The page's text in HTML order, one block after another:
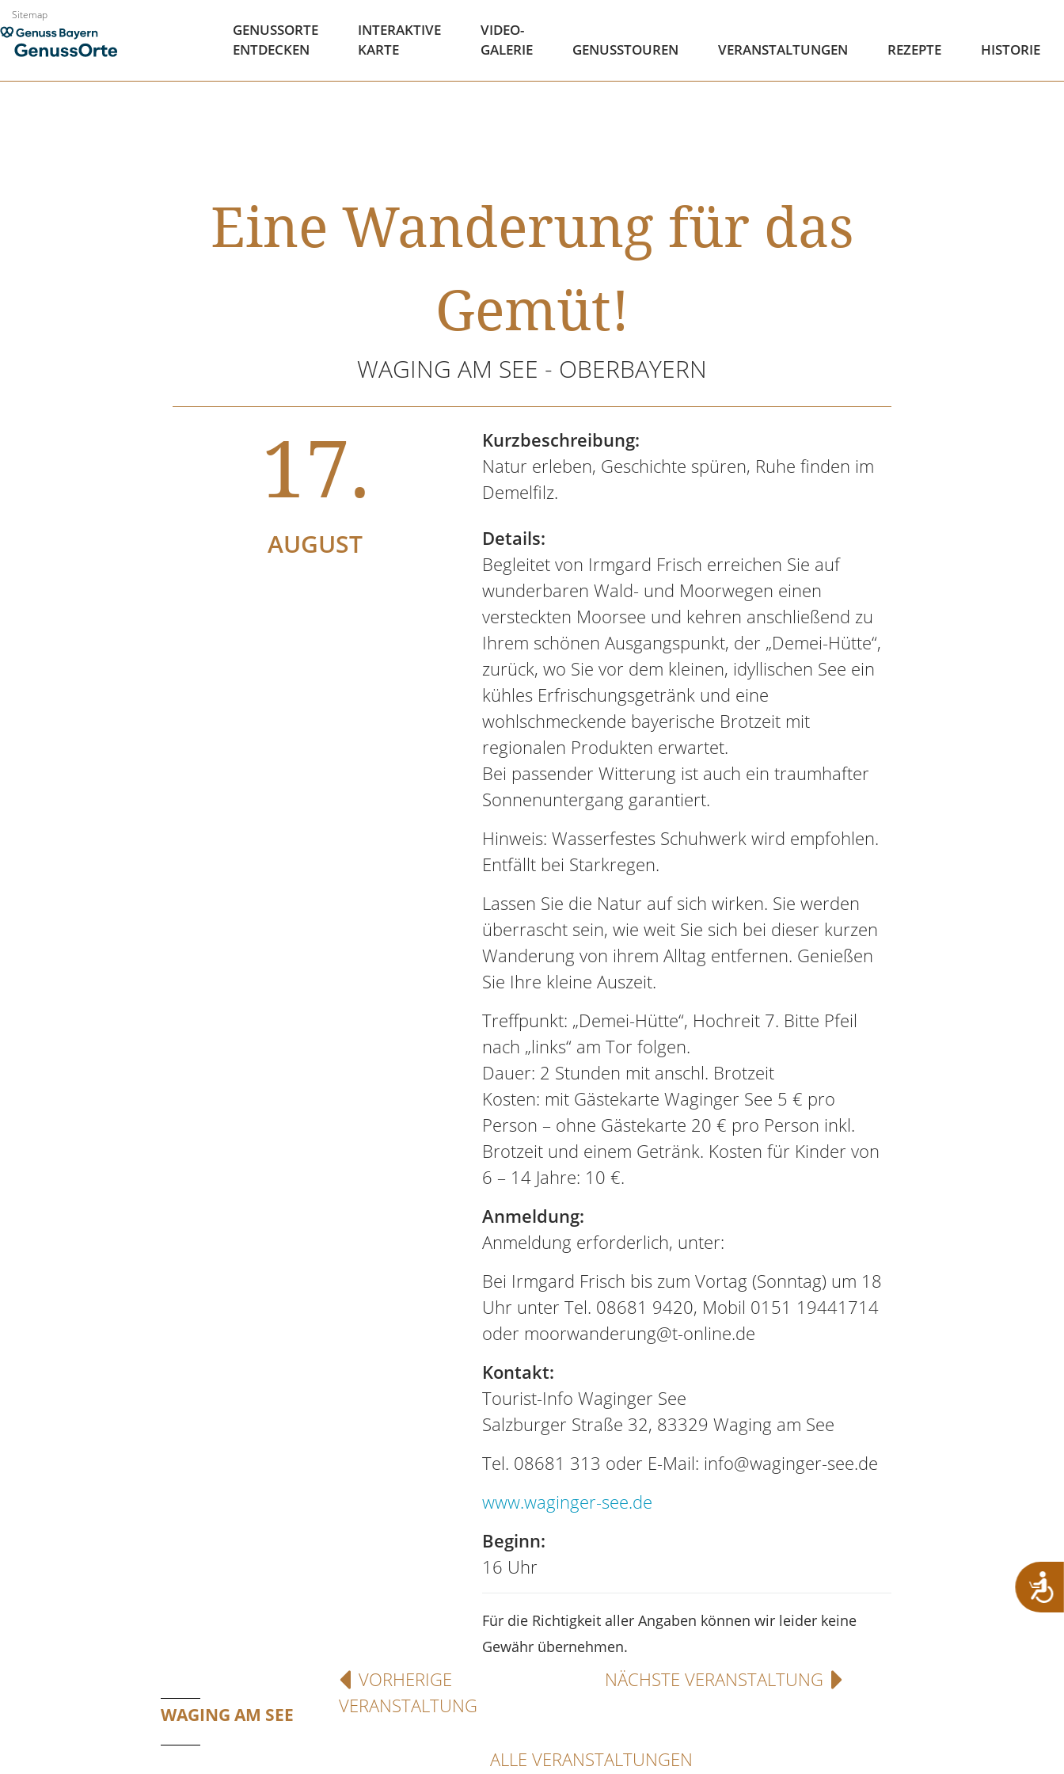
Zum
Inhalt
springen
Sitemap
GENUSSORTE
ENTDECKEN
INTERAKTIVE
KARTE
VIDEO-
GALERIE
GENUSSTOUREN VERANSTALTUNGEN REZEPTE HISTORIE
Eine Wanderung für das
Gemüt!
WAGING AM SEE - OBERBAYERN
17.
AUGUST
Kurzbeschreibung:
Natur erleben, Geschichte spüren, Ruhe finden im
Demelfilz.
Details:
Begleitet von Irmgard Frisch erreichen Sie auf
wunderbaren Wald- und Moorwegen einen
versteckten Moorsee und kehren anschließend zu
Ihrem schönen Ausgangspunkt, der „Demei-Hütte“,
zurück, wo Sie vor dem kleinen, idyllischen See ein
kühles Erfrischungsgetränk und eine
wohlschmeckende bayerische Brotzeit mit
regionalen Produkten erwartet.
Bei passender Witterung ist auch ein traumhafter
Sonnenuntergang garantiert.
Hinweis: Wasserfestes Schuhwerk wird empfohlen.
Entfällt bei Starkregen.
Lassen Sie die Natur auf sich wirken. Sie werden
überrascht sein, wie weit Sie sich bei dieser kurzen
Wanderung von ihrem Alltag entfernen. Genießen
Sie Ihre kleine Auszeit.
Treffpunkt: „Demei-Hütte“, Hochreit 7. Bitte Pfeil
nach „links“ am Tor folgen.
Dauer: 2 Stunden mit anschl. Brotzeit
Kosten: mit Gästekarte Waginger See 5 € pro
Person – ohne Gästekarte 20 € pro Person inkl.
Brotzeit und einem Getränk. Kosten für Kinder von
6 – 14 Jahre: 10 €.
Anmeldung:
Anmeldung erforderlich, unter:
Bei Irmgard Frisch bis zum Vortag (Sonntag) um 18
Uhr unter Tel. 08681 9420, Mobil 0151 19441714
oder moorwanderung@t-online.de
Kontakt:
Tourist-Info Waginger See
Salzburger Straße 32, 83329 Waging am See
Tel. 08681 313 oder E-Mail: info@waginger-see.de
www.waginger-see.de
Beginn:
16 Uhr
Für die Richtigkeit aller Angaben können wir leider keine
Gewähr übernehmen.
WAGING AM SEE
VORHERIGE
VERANSTALTUNG
NÄCHSTE VERANSTALTUNG
ALLE VERANSTALTUNGEN